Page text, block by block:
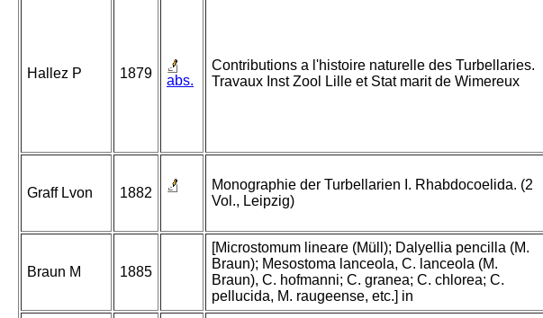
Hallez P 1879 abs.
Contributions a l'histoire naturelle des Turbellaries.
Travaux Inst Zool Lille et Stat marit de Wimereux
Graff Lvon 1882
Monographie der Turbellarien I. Rhabdocoelida. (2
Vol., Leipzig)
Braun M 1885
[Microstomum lineare (Müll); Dalyellia pencilla (M.
Braun); Mesostoma lanceola, C. lanceola (M.
Braun), C. hofmanni; C. granea; C. chlorea; C.
pellucida, M. raugeense, etc.] in